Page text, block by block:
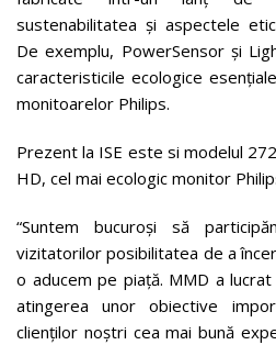
sustenabilitatea și aspectele
De exemplu, PowerSensor și
caracteristicile ecologice
monitoarelor Philips.
Prezent la ISE este si modelul
HD, cel mai ecologic monitor
“Suntem bucuroși să
vizitatorilor posibilitatea de a
o aducem pe piață. MMD a
atingerea unor obiective
clienților noștri cea mai bună